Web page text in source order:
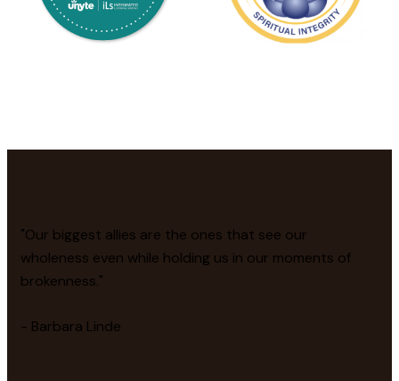
"Our biggest allies are the ones that see our
wholeness even while holding us in our moments of
brokenness."
- Barbara Linde